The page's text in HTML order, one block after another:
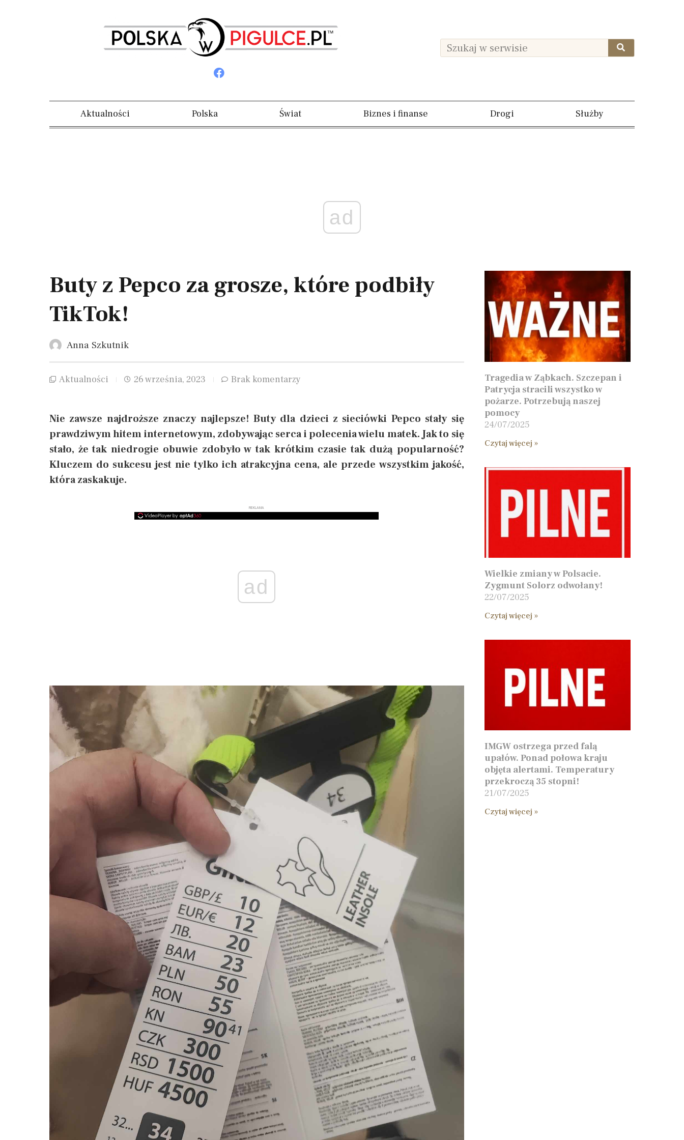
Aktualności Polska Świat Biznes i finanse Drogi Służby
ad
Buty z Pepco za grosze, które podbiły
TikTok!
Anna Szkutnik
Aktualności 26 września, 2023 Brak komentarzy
Nie zawsze najdroższe znaczy najlepsze! Buty dla dzieci z sieciówki Pepco stały się
prawdziwym hitem internetowym, zdobywając serca i polecenia wielu matek. Jak to się
stało, że tak niedrogie obuwie zdobyło w tak krótkim czasie tak dużą popularność?
Kluczem do sukcesu jest nie tylko ich atrakcyjna cena, ale przede wszystkim jakość,
która zaskakuje.
REKLAMA
ad
Tragedia w Ząbkach. Szczepan i
Patrycja stracili wszystko w
pożarze. Potrzebują naszej
pomocy
24/07/2025
Czytaj więcej »
Wielkie zmiany w Polsacie.
Zygmunt Solorz odwołany!
22/07/2025
Czytaj więcej »
IMGW ostrzega przed falą
upałów. Ponad połowa kraju
objęta alertami. Temperatury
przekroczą 35 stopni!
21/07/2025
Czytaj więcej »